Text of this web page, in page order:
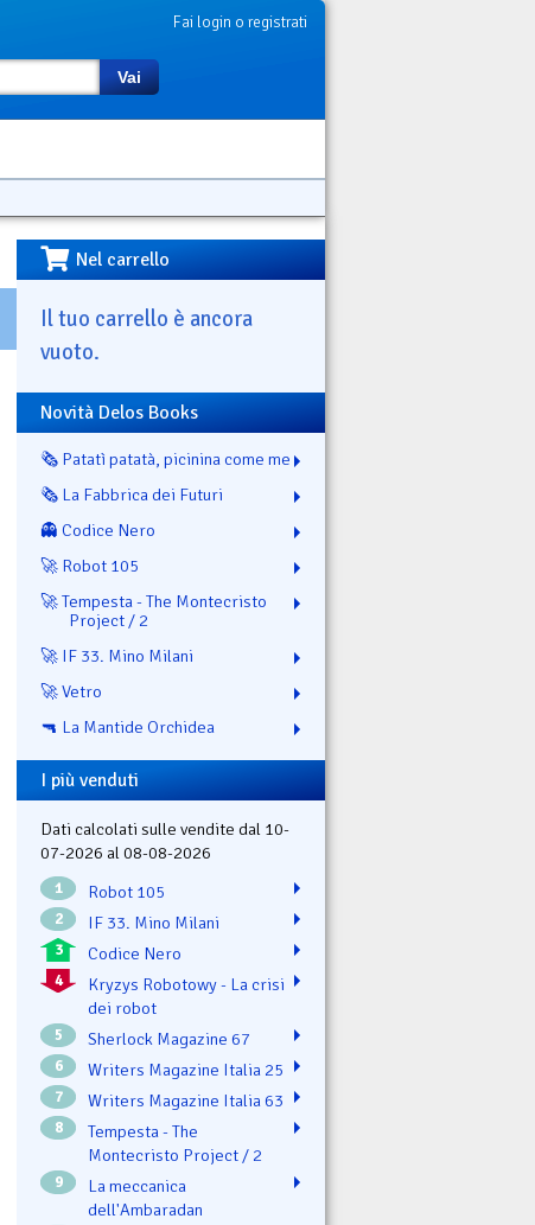
Fai login o registrati
Vai
Nel carrello
Il tuo carrello è ancora
vuoto.
Novità Delos Books
🗞️ Patatì patatà, picinina come me
🗞️ La Fabbrica dei Futuri
👻 Codice Nero
🚀 Robot 105
🚀 Tempesta - The Montecristo
Project / 2
🚀 IF 33. Mino Milani
🚀 Vetro
🔫 La Mantide Orchidea
I più venduti
Dati calcolati sulle vendite dal 10-
07-2026 al 08-08-2026
1 Robot 105
2 IF 33. Mino Milani
3 Codice Nero
4
Kryzys Robotowy - La crisi
dei robot
5 Sherlock Magazine 67
6 Writers Magazine Italia 25
7 Writers Magazine Italia 63
8
Tempesta - The
Montecristo Project / 2
9
La meccanica
dell'Ambaradan